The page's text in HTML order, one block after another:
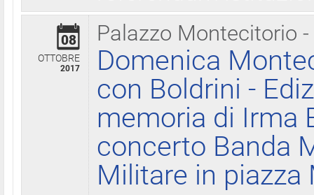
Palazzo Montecitorio
08
OTTOBRE
2017
Domenica
con Boldrini -
memoria di Irma
concerto Banda
Militare in